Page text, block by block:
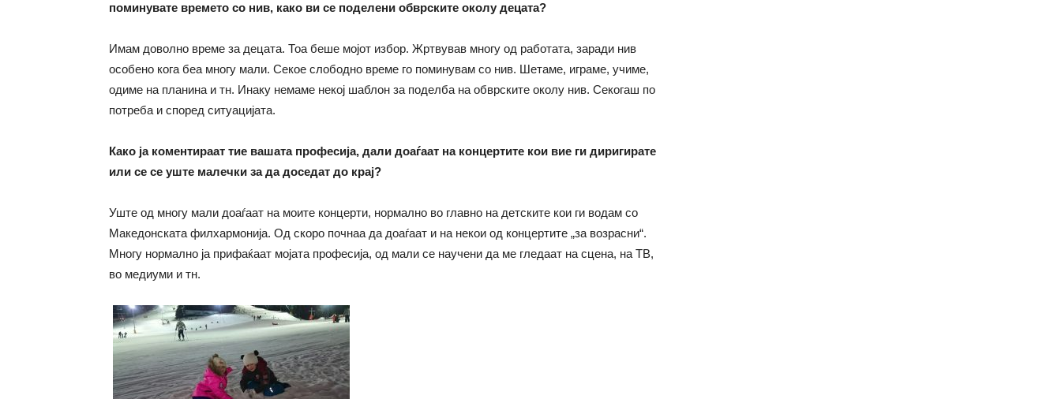
поминувате времето со нив, како ви се поделени обврските околу децата?
Имам доволно време за децата. Тоа беше мојот избор. Жртвував многу од работата, заради нив
особено кога беа многу мали. Секое слободно време го поминувам со нив. Шетаме, играме, учиме,
одиме на планина и тн. Инаку немаме некој шаблон за поделба на обврските околу нив. Секогаш по
потреба и според ситуацијата.
Како ја коментираат тие вашата професија, дали доаѓаат на концертите кои вие ги диригирате
или се се уште малечки за да доседат до крај?
Уште од многу мали доаѓаат на моите концерти, нормално во главно на детските кои ги водам со
Македонската филхармонија. Од скоро почнаа да доаѓаат и на некои од концертите „за возрасни“.
Многу нормално ја прифаќаат мојата професија, од мали се научени да ме гледаат на сцена, на ТВ,
во медиуми и тн.